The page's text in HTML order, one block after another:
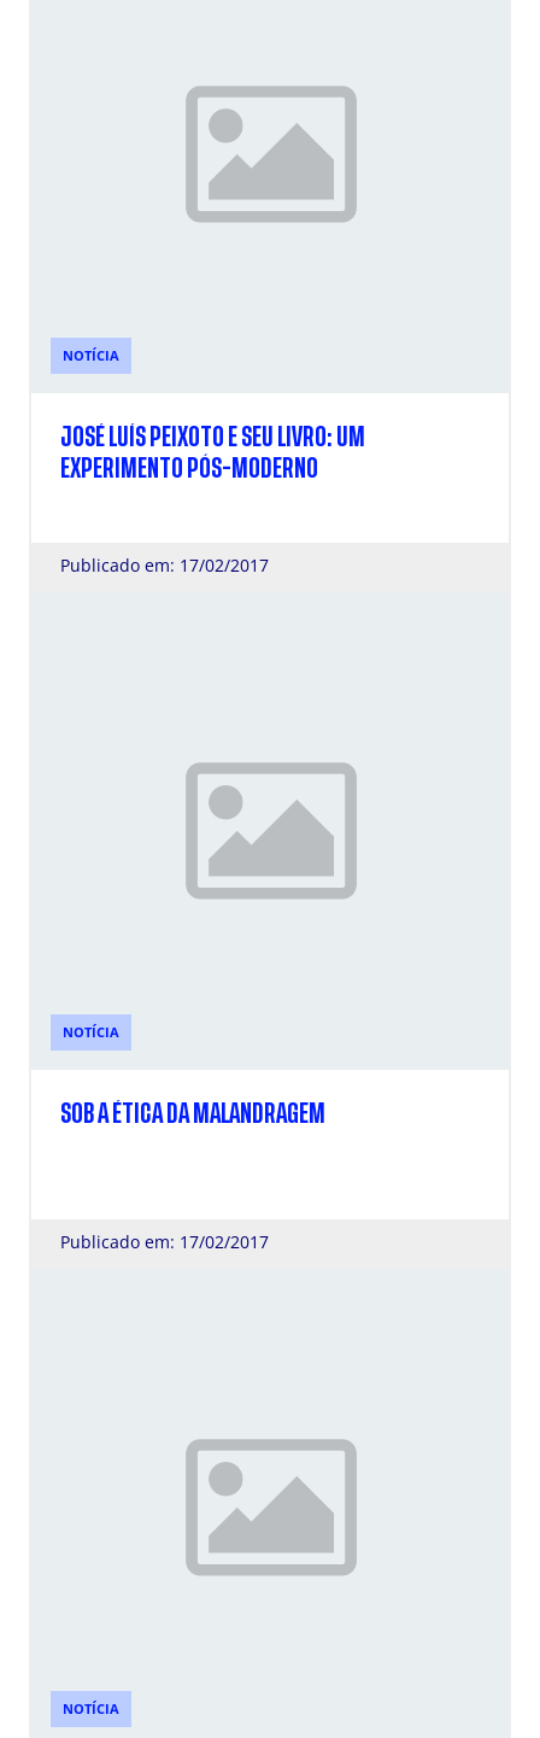
NOTÍCIA
JOSÉ LUÍS PEIXOTO E SEU LIVRO: UM
EXPERIMENTO PÓS-MODERNO
Publicado em: 17/02/2017
NOTÍCIA
SOB A ÉTICA DA MALANDRAGEM
Publicado em: 17/02/2017
NOTÍCIA